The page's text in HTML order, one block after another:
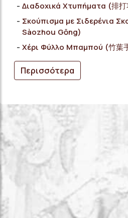
Διαδοχικά Χτυπήματα (排
Σκούπισμα με Σιδερένια
Sàozhou Gōng)
Χέρι Φύλλο Μπαμπού (竹葉
Περισσότερα